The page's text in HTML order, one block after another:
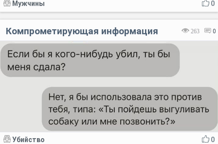
0
Мужчины
263 0
Компрометирующая информация
0
Убийство